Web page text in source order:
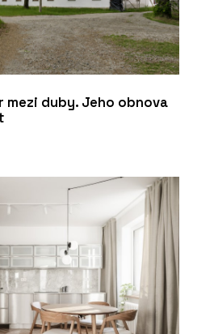
mezi duby. Jeho obnova